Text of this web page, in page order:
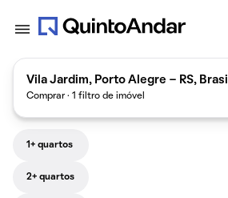
Vila Jardim, Porto Alegre - RS, Brasil
Comprar · 1 filtro de imóvel
1+ quartos
2+ quartos